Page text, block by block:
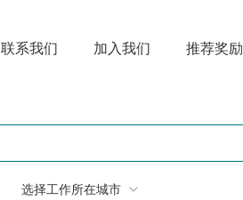
联系我们 加入我们 推荐奖励
选择工作所在城市